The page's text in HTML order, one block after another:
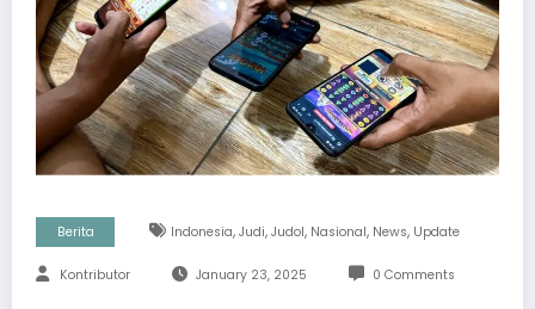
Berita Indonesia, Judi, Judol, Nasional, News, Update
Kontributor January 23, 2025 0 Comments